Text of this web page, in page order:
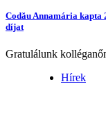
Codău Annamária
díjat
Gratulálunk
Hírek